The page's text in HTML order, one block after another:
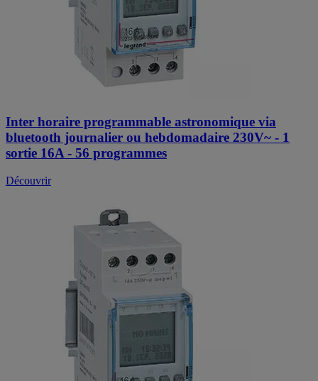
Inter horaire programmable astronomique via
bluetooth journalier ou hebdomadaire 230V~ - 1
sortie 16A - 56 programmes
Découvrir